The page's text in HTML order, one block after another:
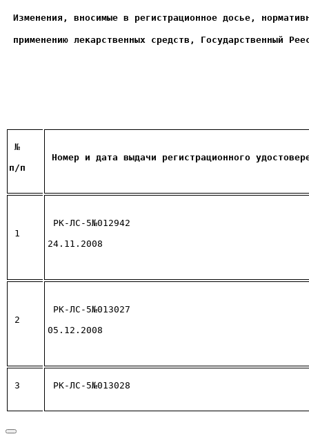
Изменения, вносимые в регистрационное досье,
применению лекарственных средств, Государственный
№
п/п
Номер и дата выдачи регистрационного
1
РК-ЛС-5№012942
24.11.2008
2
РК-ЛС-5№013027
05.12.2008
3 РК-ЛС-5№013028